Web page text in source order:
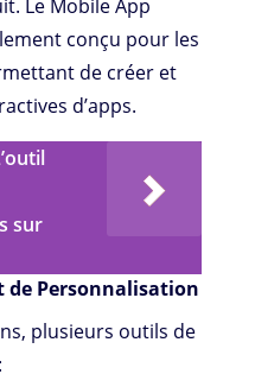
Le Mobile App
conçu pour les
de créer et
d’apps.
sur
de Personnalisation
plusieurs outils de